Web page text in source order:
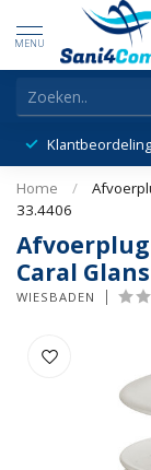
MENU
Home /
33.4406
Caral
WIESBADEN